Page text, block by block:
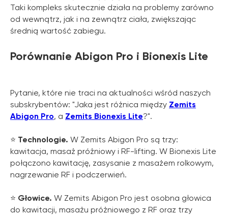
Taki kompleks skutecznie działa na problemy zarówno
od wewnątrz, jak i na zewnątrz ciała, zwiększając
średnią wartość zabiegu.
Porównanie Abigon Pro i Bionexis Lite
Pytanie, które nie traci na aktualności wśród naszych
subskrybentów: "Jaka jest różnica między Zemits
Abigon Pro, a Zemits Bionexis Lite?".
⭐️ Technologie. W Zemits Abigon Pro są trzy:
kawitacja, masaż próżniowy i RF-lifting. W Bionexis Lite
połączono kawitację, zasysanie z masażem rolkowym,
nagrzewanie RF i podczerwień.
⭐️ Głowice. W Zemits Abigon Pro jest osobna głowica
do kawitacji, masażu próżniowego z RF oraz trzy